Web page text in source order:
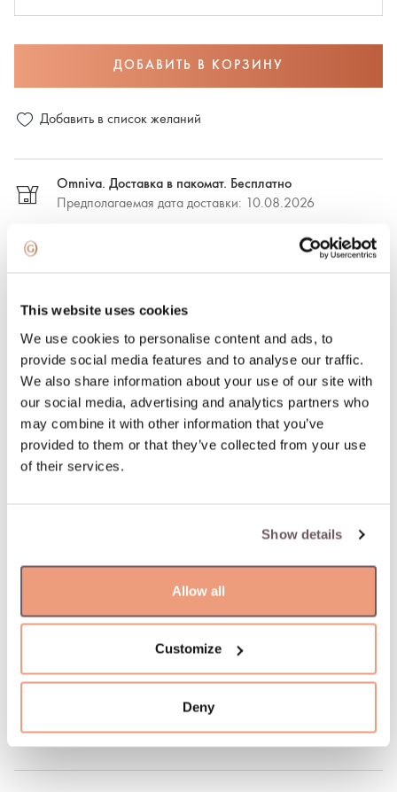
This website uses cookies
We use cookies to personalise content and ads, to
provide social media features and to analyse our traffic.
We also share information about your use of our site with
our social media, advertising and analytics partners who
may combine it with other information that you’ve
provided to them or that they’ve collected from your use
of their services.
Show details
Allow all
Customize
Deny
ДОБАВИТЬ В КОРЗИНУ
Добавить в список желаний
Omniva. Доставка в пакомат. Бесплатно
Предполагаемая дата доставки: 10.08.2026
Предполагаемая дата доставки: 10.08.2026
Экспресс-доставка в Риге и Рижском районе в течение
дня. Ближайшая дата доставки: 07.08.2026
Материал: Золото
Артикул: W68481027
Ширина: 4 мм